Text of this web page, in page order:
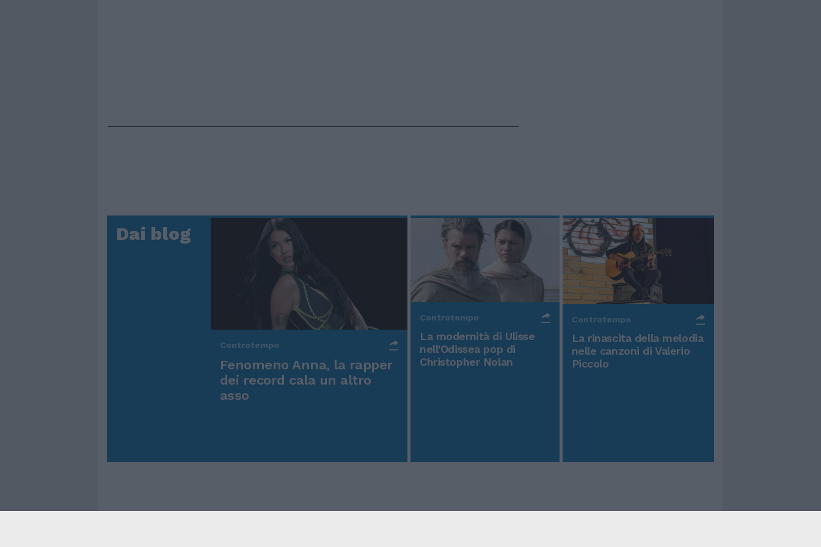
Dai blog
Controtempo
Fenomeno Anna, la rapper
dei record cala un altro
asso
Controtempo
La modernità di Ulisse
nell'Odissea pop di
Christopher Nolan
Controtempo
La rinascita della melodia
nelle canzoni di Valerio
Piccolo